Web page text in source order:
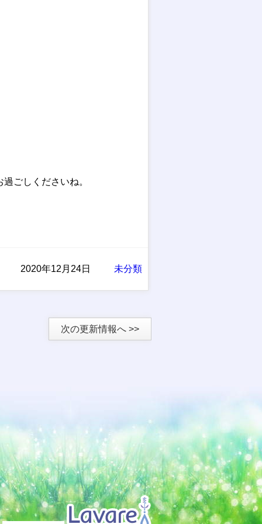
ごしくださいね。
未分類
2020年12月24日
次の更新情報へ >>